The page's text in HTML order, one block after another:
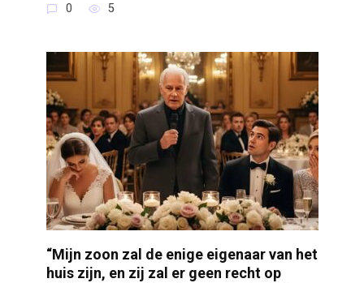
0 5
“Mijn zoon zal de enige eigenaar van het
huis zijn, en zij zal er geen recht op